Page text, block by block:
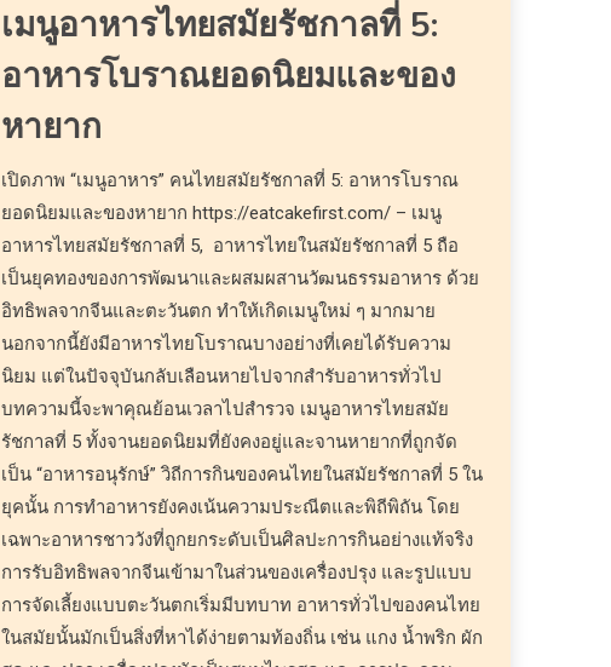
เมนูอาหารไทยสมัยรัชกาลที่ 5:
อาหารโบราณยอดนิยมและของ
หายาก
เปิดภาพ “เมนูอาหาร” คนไทยสมัยรัชกาลที่ 5: อาหารโบราณ
ยอดนิยมและของหายาก https://eatcakefirst.com/ – เมนู
อาหารไทยสมัยรัชกาลที่ 5, อาหารไทยในสมัยรัชกาลที่ 5 ถือ
เป็นยุคทองของการพัฒนาและผสมผสานวัฒนธรรมอาหาร ด้วย
อิทธิพลจากจีนและตะวันตก ทำให้เกิดเมนูใหม่ ๆ มากมาย
นอกจากนี้ยังมีอาหารไทยโบราณบางอย่างที่เคยได้รับความ
นิยม แต่ในปัจจุบันกลับเลือนหายไปจากสำรับอาหารทั่วไป
บทความนี้จะพาคุณย้อนเวลาไปสำรวจ เมนูอาหารไทยสมัย
รัชกาลที่ 5 ทั้งจานยอดนิยมที่ยังคงอยู่และจานหายากที่ถูกจัด
เป็น “อาหารอนุรักษ์” วิถีการกินของคนไทยในสมัยรัชกาลที่ 5 ใน
ยุคนั้น การทำอาหารยังคงเน้นความประณีตและพิถีพิถัน โดย
เฉพาะอาหารชาววังที่ถูกยกระดับเป็นศิลปะการกินอย่างแท้จริง
การรับอิทธิพลจากจีนเข้ามาในส่วนของเครื่องปรุง และรูปแบบ
การจัดเลี้ยงแบบตะวันตกเริ่มมีบทบาท อาหารทั่วไปของคนไทย
ในสมัยนั้นมักเป็นสิ่งที่หาได้ง่ายตามท้องถิ่น เช่น แกง น้ำพริก ผัก